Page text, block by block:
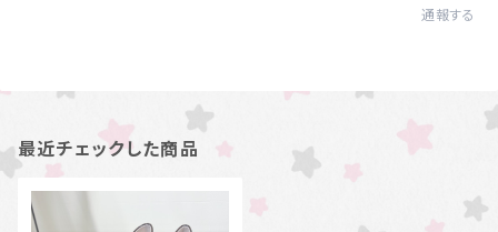
通報する
最近チェックした商品